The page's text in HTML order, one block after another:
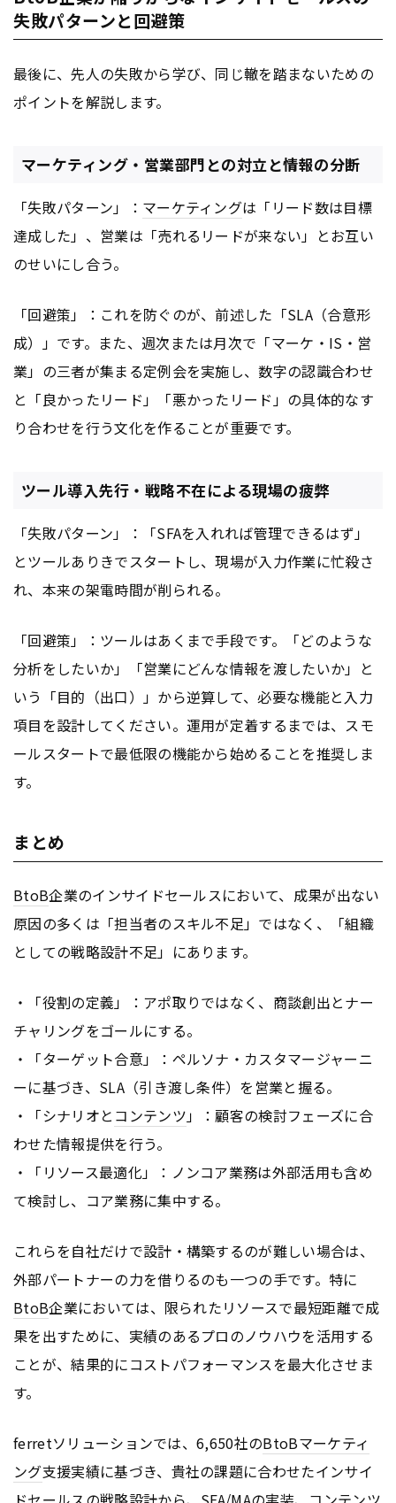
失敗パターンと回避策
最後に、先人の失敗から学び、同じ轍を踏まないための
ポイントを解説します。
マーケティング・営業部門との対立と情報の分断
「失敗パターン」： マーケティングは「リード数は目標
達成した」、営業は「売れるリードが来ない」とお互い
のせいにし合う。
「回避策」：これを防ぐのが、前述した「SLA（合意形
成）」です。また、週次または月次で「マーケ・IS・営
業」の三者が集まる定例会を実施し、数字の認識合わせ
と「良かったリード」「悪かったリード」の具体的なす
り合わせを行う文化を作ることが重要です。
ツール導入先行・戦略不在による現場の疲弊
「失敗パターン」：「SFAを入れれば管理できるはず」
とツールありきでスタートし、現場が入力作業に忙殺さ
れ、本来の架電時間が削られる。
「回避策」：ツールはあくまで手段です。「どのような
分析をしたいか」「営業にどんな情報を渡したいか」と
いう「目的（出口）」から逆算して、必要な機能と入力
項目を設計してください。運用が定着するまでは、スモ
ールスタートで最低限の機能から始めることを推奨しま
す。
まとめ
BtoB企業のインサイドセールスにおいて、成果が出ない
原因の多くは「担当者のスキル不足」ではなく、「組織
としての戦略設計不足」にあります。
・「役割の定義」：アポ取りではなく、商談創出とナー
チャリングをゴールにする。
・「ターゲット合意」：ペルソナ・カスタマージャーニ
ーに基づき、SLA（引き渡し条件）を営業と握る。
・「シナリオと コンテンツ」：顧客の検討フェーズに合
わせた情報提供を行う。
・「リソース最適化」：ノンコア業務は外部活用も含め
て検討し、コア業務に集中する。
これらを自社だけで設計・構築するのが難しい場合は、
外部パートナーの力を借りるのも一つの手です。特に
BtoB企業においては、限られたリソースで最短距離で成
果を出すために、実績のあるプロのノウハウを活用する
ことが、結果的にコストパフォーマンスを最大化させま
す。
ferretソリューションでは、6,650社のBtoBマーケティ
ング支援実績に基づき、貴社の課題に合わせたインサイ